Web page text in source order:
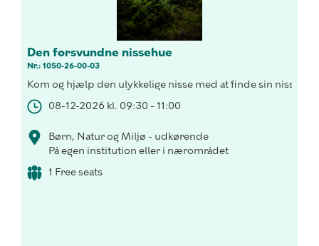
Den forsvundne nissehue
Nr.: 1050-26-00-03
Kom og hjælp den ulykkelige nisse med at finde sin nissehue
08-12-2026 kl. 09:30 - 11:00
Børn, Natur og Miljø - udkørende
På egen institution eller i nærområdet
1 Free seats